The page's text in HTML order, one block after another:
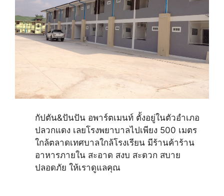
กัปตัน&ปันปัน อพาร์ตเมนท์ ตั้งอยู่ในตัวอำเภอ
ปลวกแดง เลยโรงพยาบาลไปเพียง 500 เมตร
ใกล้ตลาดเทศบาลใกล้โรงเรียน มีร้านค้าร้าน
อาหารภายใน สะอาด สงบ สะดวก สบาย
ปลอดภัย ให้เราดูแลคุณ